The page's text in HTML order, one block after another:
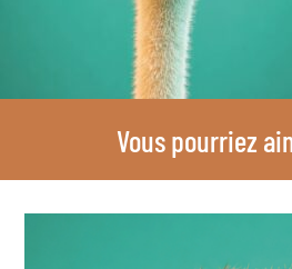
Vous pourriez